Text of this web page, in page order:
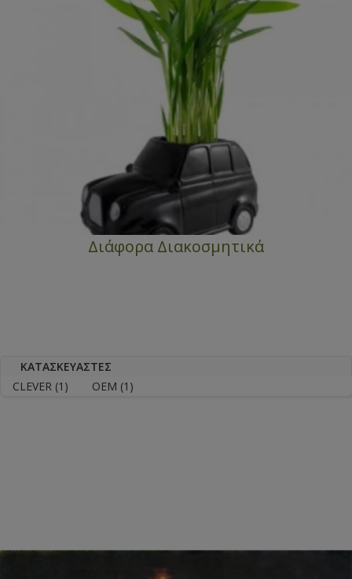
Διάφορα Διακοσμητικά
ΚΑΤΑΣΚΕΥΑΣΤΈΣ
CLEVER (1) OEM (1)